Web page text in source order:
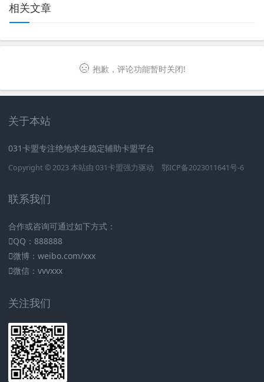
相关文章
抱歉，评论功能暂时关闭!
关于本站
031卡盟专注绝地求生稳定辅助卡盟平台
Copyright © 2023 本站由 031卡盟强力驱动 鄂ICP备2023011641号-6
联系我们
合作或咨询可通过如下方式：
QQ：888888
微博：weibo.com/xxx
微信：vvvxxx
关注我们